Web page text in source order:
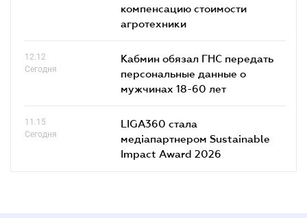
компенсацию стоимости
агротехники
12.12
Сегодня
Кабмин обязал ГНС передать
персональные данные о
мужчинах 18-60 лет
11.15
Сегодня
LIGA360 стала
медіапартнером Sustainable
Impact Award 2026